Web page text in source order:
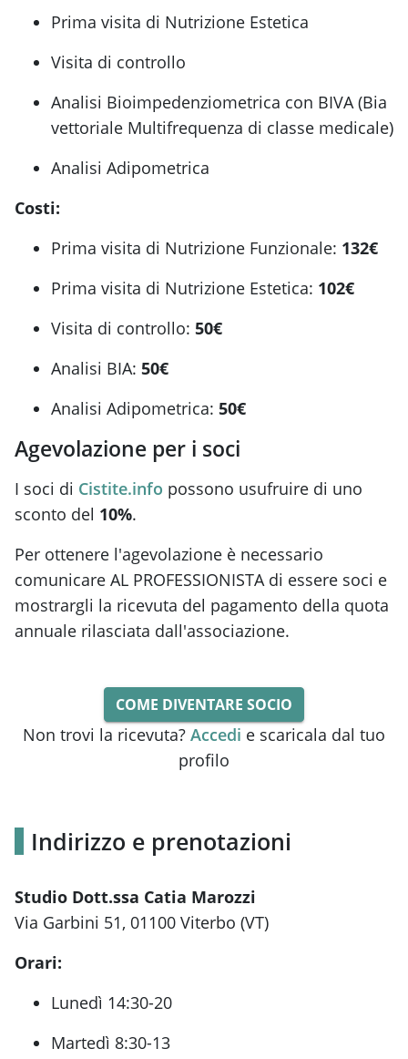
Prima visita di Nutrizione Estetica
Visita di controllo
Analisi Bioimpedenziometrica con BIVA (Bia
vettoriale Multifrequenza di classe medicale)
Analisi Adipometrica
Costi:
Prima visita di Nutrizione Funzionale: 132€
Prima visita di Nutrizione Estetica: 102€
Visita di controllo: 50€
Analisi BIA: 50€
Analisi Adipometrica: 50€
Agevolazione per i soci
I soci di Cistite.info possono usufruire di uno
sconto del 10%.
Per ottenere l'agevolazione è necessario
comunicare AL PROFESSIONISTA di essere soci e
mostrargli la ricevuta del pagamento della quota
annuale rilasciata dall'associazione.
COME DIVENTARE SOCIO
Non trovi la ricevuta? Accedi e scaricala dal tuo
profilo
Indirizzo e prenotazioni
Studio Dott.ssa Catia Marozzi
Via Garbini 51, 01100 Viterbo (VT)
Orari:
Lunedì 14:30-20
Martedì 8:30-13